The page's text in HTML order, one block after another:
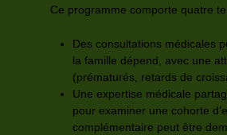
Ce programme comporte quatre
Des consultations médicales
la famille dépend, avec une
(prématurés, retards de
Une expertise médicale
pour examiner une cohorte
complémentaire peut être